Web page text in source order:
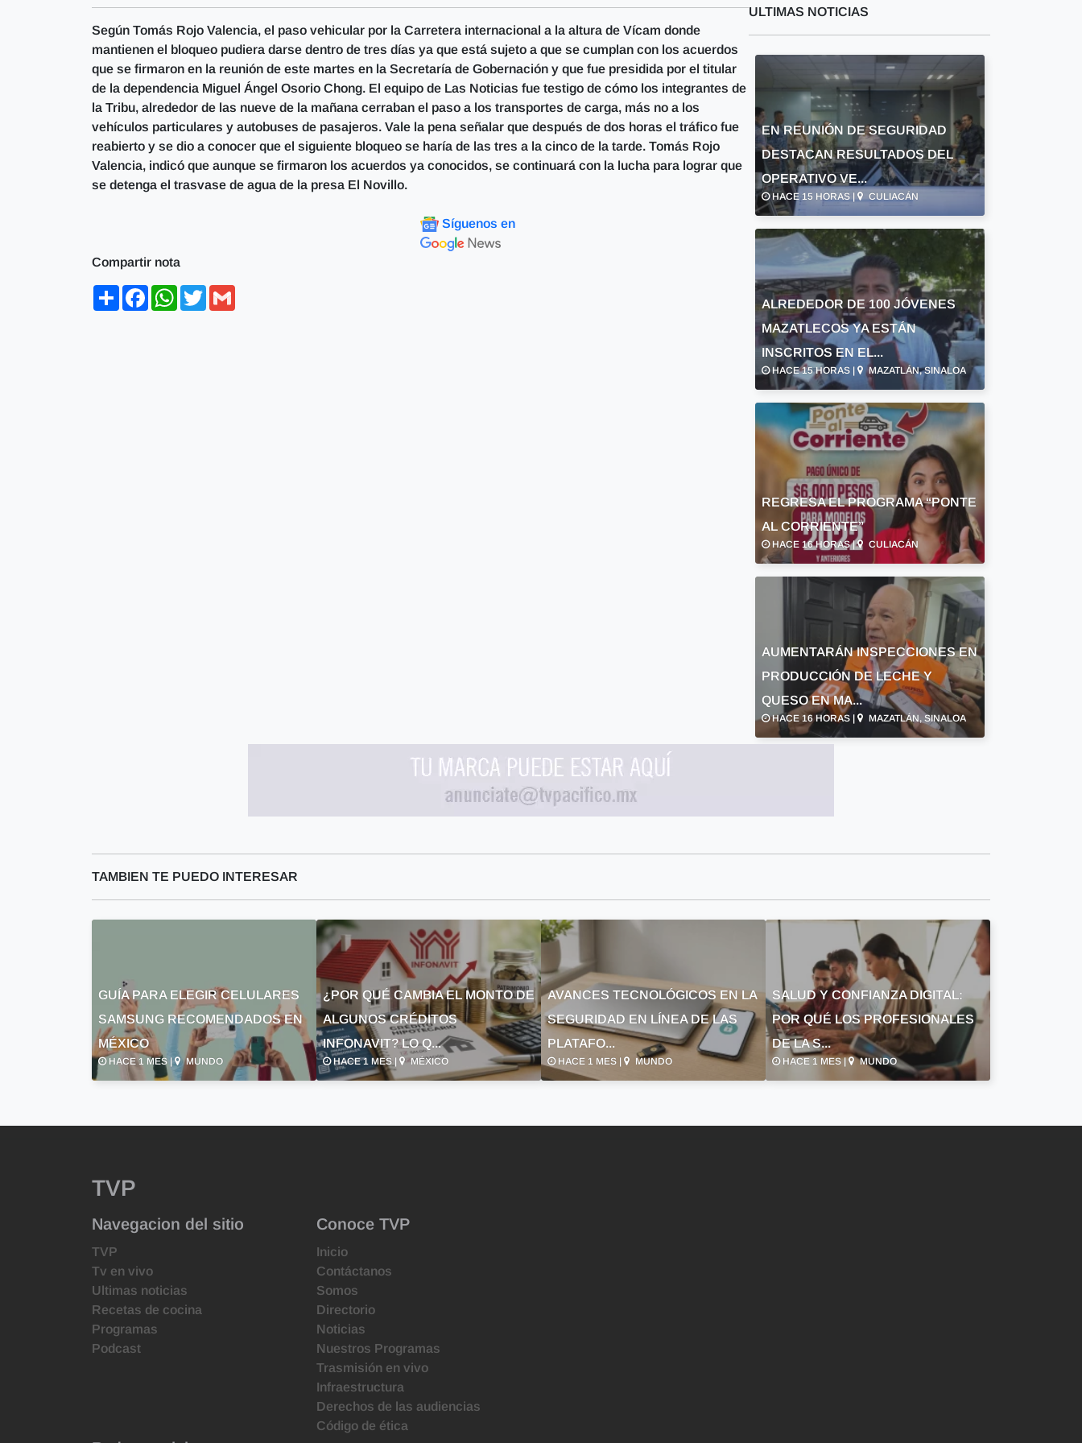
Según Tomás Rojo Valencia, el paso vehicular por la Carretera internacional a la altura de Vícam donde
mantienen el bloqueo pudiera darse dentro de tres días ya que está sujeto a que se cumplan con los acuerdos
que se firmaron en la reunión de este martes en la Secretaría de Gobernación y que fue presidida por el titular
de la dependencia Miguel Ángel Osorio Chong. El equipo de Las Noticias fue testigo de cómo los integrantes de
la Tribu, alrededor de las nueve de la mañana cerraban el paso a los transportes de carga, más no a los
vehículos particulares y autobuses de pasajeros. Vale la pena señalar que después de dos horas el tráfico fue
reabierto y se dio a conocer que el siguiente bloqueo se haría de las tres a la cinco de la tarde. Tomás Rojo
Valencia, indicó que aunque se firmaron los acuerdos ya conocidos, se continuará con la lucha para lograr que
se detenga el trasvase de agua de la presa El Novillo.
Síguenos en
Compartir nota
ShareFacebookWhatsApp
Twitter
ULTIMAS NOTICIAS
EN REUNIÓN DE SEGURIDAD
DESTACAN RESULTADOS DEL
OPERATIVO VE...
HACE 15 HORAS | CULIACÁN
ALREDEDOR DE 100 JÓVENES
MAZATLECOS YA ESTÁN
INSCRITOS EN EL...
HACE 15 HORAS | MAZATLÁN, SINALOA
REGRESA EL PROGRAMA “PONTE
AL CORRIENTE”
HACE 16 HORAS | CULIACÁN
AUMENTARÁN INSPECCIONES EN
PRODUCCIÓN DE LECHE Y
QUESO EN MA...
HACE 16 HORAS | MAZATLÁN, SINALOA
TAMBIEN TE PUEDO INTERESAR
GUÍA PARA ELEGIR CELULARES
SAMSUNG RECOMENDADOS EN
MÉXICO
HACE 1 MES | MUNDO
¿POR QUÉ CAMBIA EL MONTO DE
ALGUNOS CRÉDITOS
INFONAVIT? LO Q...
HACE 1 MES | MÉXICO
AVANCES TECNOLÓGICOS EN LA
SEGURIDAD EN LÍNEA DE LAS
PLATAFO...
HACE 1 MES | MUNDO
SALUD Y CONFIANZA DIGITAL:
POR QUÉ LOS PROFESIONALES
DE LA S...
HACE 1 MES | MUNDO
TVP
Navegacion del sitio
TVP
Tv en vivo
Ultimas noticias
Recetas de cocina
Programas
Podcast
Conoce TVP
Inicio
Contáctanos
Somos
Directorio
Noticias
Nuestros Programas
Trasmisión en vivo
Infraestructura
Derechos de las audiencias
Código de ética